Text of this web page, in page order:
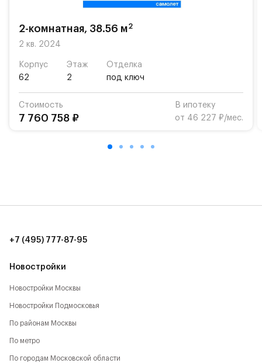
школу. Также для наиболее одарённых детей есть
«Жуковка».
парковки.
Территория квартала приватная, въезд
осуществляется по пропускам.#yan19-2r1333988#
2-комнатная, 38.56 м2
2 кв. 2024
Корпус
62
Этаж
2
Отделка
под ключ
Стоимость
7 760 758 ₽
В ипотеку
от 46 227 ₽/мес.
Новостройки
Новостройки Москвы
Новостройки Подмосковья
По районам Москвы
По метро
По городам Московской области
+7 (495) 777-87-95